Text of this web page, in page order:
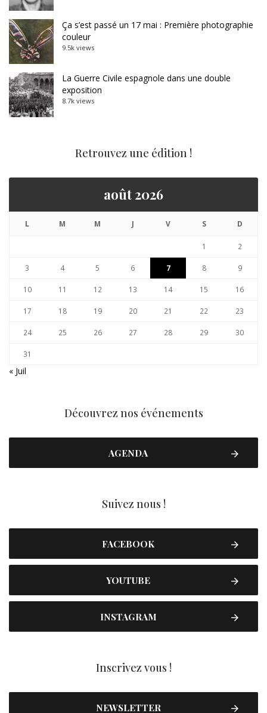
Ça s’est passé un 17 mai : Première photographie
couleur
9.5k views
La Guerre Civile espagnole dans une double
exposition
8.7k views
Retrouvez une édition !
août 2026
L M M J V S D
1 2
3 4 5 6 7 8 9
10 11 12 13 14 15 16
17 18 19 20 21 22 23
24 25 26 27 28 29 30
31
« Juil
Découvrez nos événements
AGENDA
Suivez nous !
FACEBOOK
YOUTUBE
INSTAGRAM
Inscrivez vous !
NEWSLETTER